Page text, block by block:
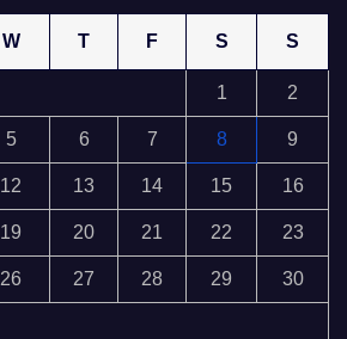
W T F S S
1 2
5 6 7 8 9
12 13 14 15 16
19 20 21 22 23
26 27 28 29 30